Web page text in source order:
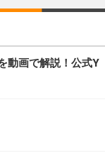
動画で解説！公式Y